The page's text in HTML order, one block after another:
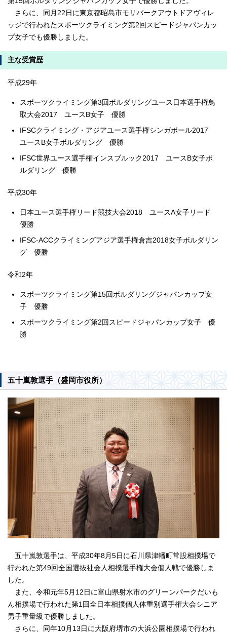
さらに、同月22日に東京都昭島市モリパークアウトドアヴィレ
ッジで行われたスポーツクライミング第2回スピードジャパンカッ
プ女子でも優勝しました。
主な受賞歴
平成29年
スポーツクライミング第3回ボルダリングユース日本選手権鳥
取大会2017 ユースB女子 優勝
IFSCクライミング・アジアユース選手権シンガポール2017
ユースB女子ボルダリング 優勝
IFSC世界ユース選手権インスブルック2017 ユースB女子ボ
ルダリング 優勝
平成30年
日本ユース選手権リード競技大会2018 ユースA女子リード
優勝
IFSC-ACCクライミングアジア選手権倉吉2018女子ボルダリン
グ 優勝
令和2年
スポーツクライミング第15回ボルダリングジャパンカップ女
子 優勝
スポーツクライミング第2回スピードジャパンカップ女子 優
勝
五十嵐敦選手（盛岡市役所）
五十嵐敦選手は、平成30年8月5日に石川県津幡町常設相撲場で
行われた第49回全国選抜社会人相撲選手権大会個人戦で優勝しま
した。
また、令和元年5月12日に富山県射水市のグリーンパークだいも
ん相撲場で行われた第1回全日本相撲個人体重別選手権大会シニア
男子重量級で優勝しました。
さらに、同年10月13日に大阪府堺市の大浜公園相撲場で行われ